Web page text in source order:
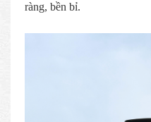
ràng, bền bỉ.